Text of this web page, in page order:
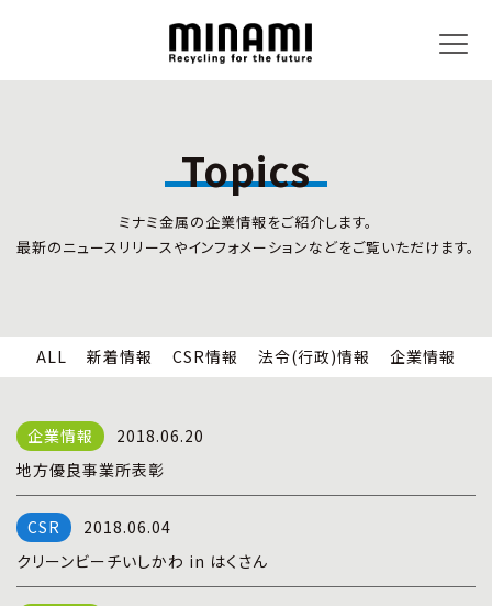
CSR情報
企業情報
全国事業所紹介
事業内容
リサイクルサービス
小型家電リサイクル法
全国の回収対応
Topics
ミナミ金属の企業情報をご紹介します。
最新のニュースリリースやインフォメーションなどをご覧いただけます。
ALL 新着情報 CSR情報 法令(行政)情報 企業情報
2018.06.20
地方優良事業所表彰
2018.06.04
クリーンビーチいしかわ in はくさん